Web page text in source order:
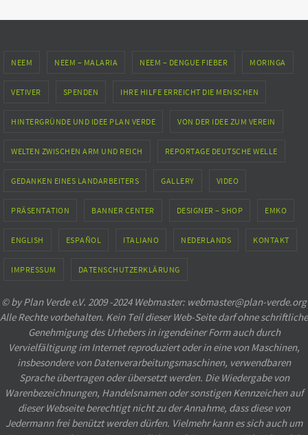
NEEM NEEM – MALARIA NEEM – DENGUE FIEBER MORINGA
VETIVER SPENDEN IHRE HILFE ERREICHT DIE MENSCHEN
HINTERGRÜNDE UND IDEE PLAN VERDE VON DER IDEE ZUM VEREIN
WELTEN ZWISCHEN ARM UND REICH REPORTAGE DEUTSCHE WELLE
GEDANKEN EINES LANDARBEITERS GALLERY VIDEO
PRÄSENTATION BANNER CENTER DESIGNER – SHOP EMKO
ENGLISH ESPAÑOL ITALIANO NEDERLANDS KONTAKT
IMPRESSUM DATENSCHUTZERKLÄRUNG
© by Plan Verde e.V. 2009 -2024 Webmaster: webmaster@plan-verde.org
Alle Rechte vorbehalten. Kein Teil dieser Web-Seite darf ohne schriftliche
Genehmigung des Urhebers in irgendeiner Form auch durch
Vervielfältigung im Internet reproduziert oder in eine von Maschinen,
insbesondere von Datenverarbeitungsmaschinen, verwendbaren
Sprache übertragen oder übersetzt werden. Die Wiedergabe von
Warenbezeichnungen, Handelsnamen oder sonstigen Kennzeichen auf
dieser Webseite berechtigt nicht zu der Annahme, dass diese von
Jedermann frei benützt werden dürfen. Vielmehr kann es sich auch um